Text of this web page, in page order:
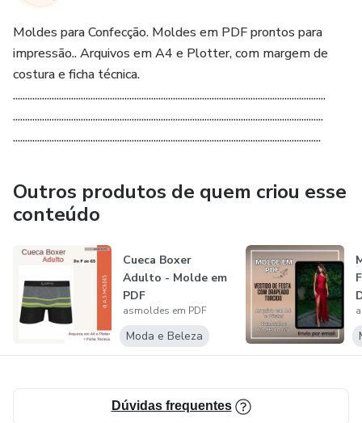
Moldes para Confecção. Moldes em PDF prontos para
impressão.. Arquivos em A4 e Plotter, com margem de
costura e ficha técnica.
.................................................................................................................................
................................................................................................................................
...............................................................................................................................
Outros produtos de quem criou esse
conteúdo
Cueca Boxer
Adulto - Molde em
PDF
asmoldes em PDF
Moda e Beleza
Dúvidas frequentes